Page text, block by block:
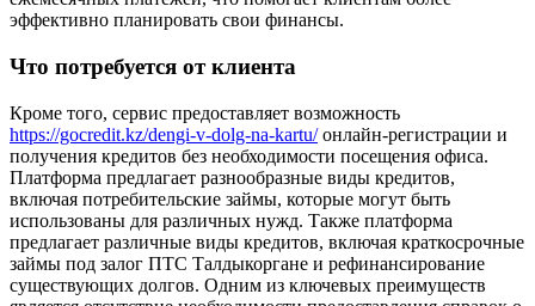
эффективно планировать свои финансы.
Что потребуется от клиента
Кроме того, сервис предоставляет возможность
https://gocredit.kz/dengi-v-dolg-na-kartu/онлайн-регистрации и
получения кредитов без необходимости посещения офиса.
Платформа предлагает разнообразные виды кредитов,
включая потребительские займы, которые могут быть
использованы для различных нужд. Также платформа
предлагает различные виды кредитов, включая краткосрочные
займы под залог ПТС Талдыкоргане и рефинансирование
существующих долгов. Одним из ключевых преимуществ